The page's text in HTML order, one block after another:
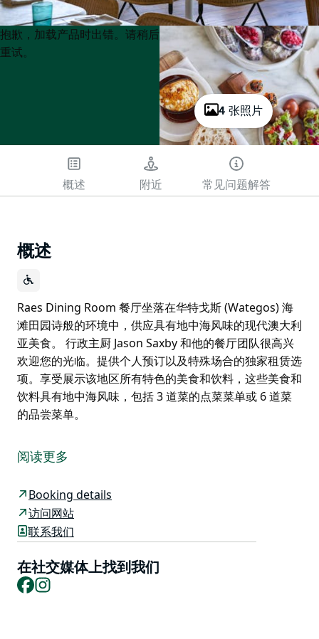
4 张照片
Product
List
Product
List
抱歉，加载产品时出错。请稍后
重试。
概述 附近 常见问题解答
概述
Raes Dining Room 餐厅坐落在华特戈斯 (Wategos) 海
滩田园诗般的环境中，供应具有地中海风味的现代澳大利
亚美食。 行政主厨 Jason Saxby 和他的餐厅团队很高兴
欢迎您的光临。提供个人预订以及特殊场合的独家租赁选
项。享受展示该地区所有特色的美食和饮料，这些美食和
饮料具有地中海风味，包括 3 道菜的点菜菜单或 6 道菜
的品尝菜单。
滩田园诗般的环境中，供应具有地中海风味的现代澳大利
亚美食。
行政主厨 Jason Saxby 和他的餐厅团队很高兴欢迎您的
光临。提供个人预订以及特殊场合的独家租赁选项。享受
展示该地区所有特色的美食和饮料，这些美食和饮料具有
地中海风味，包括 3 道菜的点菜菜单或 6 道菜的品尝菜
单。
阅读更多
Booking details
访问网站
联系我们
在社交媒体上找到我们
Facebook